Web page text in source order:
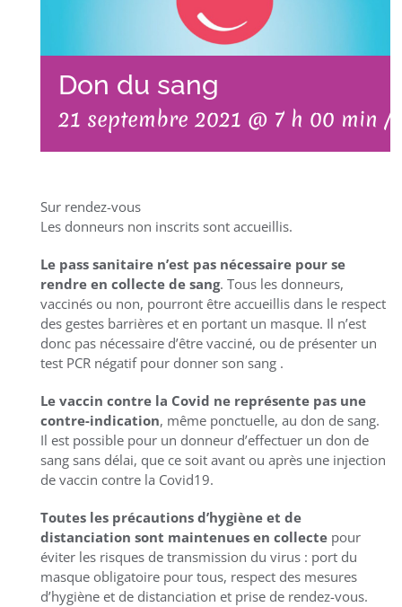
Don du sang
21 septembre 2021 @ 7 h 00 min /
Sur rendez-vous
Les donneurs non inscrits sont accueillis.
Le pass sanitaire n’est pas nécessaire pour se
rendre en collecte de sang. Tous les donneurs,
vaccinés ou non, pourront être accueillis dans le respect
des gestes barrières et en portant un masque. Il n’est
donc pas nécessaire d’être vacciné, ou de présenter un
test PCR négatif pour donner son sang .
Le vaccin contre la Covid ne représente pas une
contre-indication, même ponctuelle, au don de sang.
Il est possible pour un donneur d’effectuer un don de
sang sans délai, que ce soit avant ou après une injection
de vaccin contre la Covid19.
Toutes les précautions d’hygiène et de
distanciation sont maintenues en collectepour
éviter les risques de transmission du virus : port du
masque obligatoire pour tous, respect des mesures
d’hygiène et de distanciation et prise de rendez-vous.